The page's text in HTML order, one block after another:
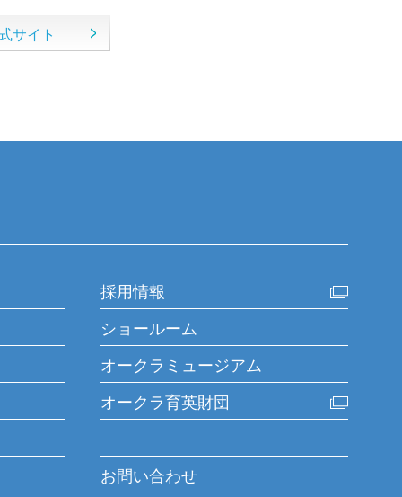
サイト
採用情報
ショールーム
オークラミュージアム
オークラ育英財団
お問い合わせ